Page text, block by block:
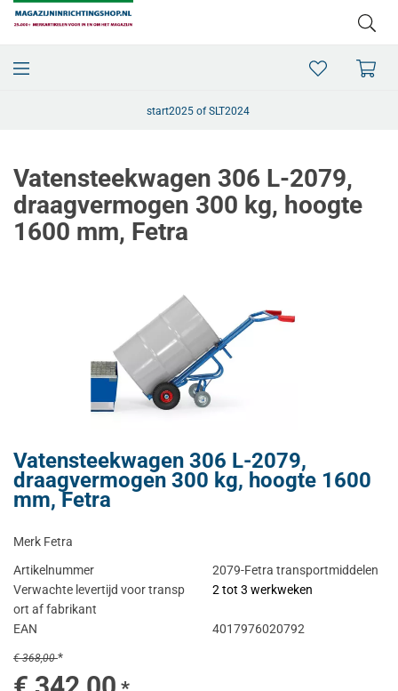
start2025 of SLT2024
Vatensteekwagen 306 L-2079,
draagvermogen 300 kg, hoogte
1600 mm, Fetra
Vatensteekwagen 306 L-2079,
draagvermogen 300 kg, hoogte 1600
mm, Fetra
Merk Fetra
Artikelnummer
2079-Fetra transportmiddelen
Verwachte levertijd voor transp
ort af fabrikant
2 tot 3 werkweken
EAN 4017976020792
€ 368,00*